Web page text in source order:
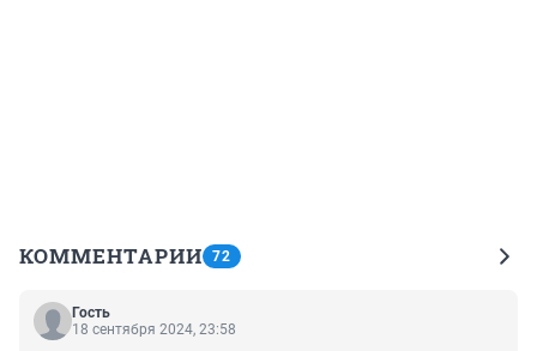
КОММЕНТАРИИ 72
Гость
18 сентября 2024, 23:58